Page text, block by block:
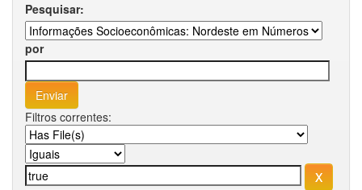
Pesquisar:
por
Filtros correntes: